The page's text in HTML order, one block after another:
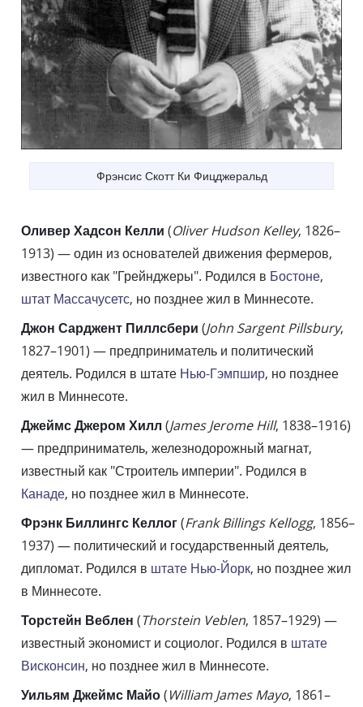
Фрэнсис Скотт Ки Фицджеральд
Оливер Хадсон Келли (Oliver Hudson Kelley, 1826–
1913) — один из основателей движения фермеров,
известного как "Грейнджеры". Родился в Бостоне,
штат Массачусетс, но позднее жил в Миннесоте.
Джон Сарджент Пиллсбери (John Sargent Pillsbury,
1827–1901) — предприниматель и политический
деятель. Родился в штате Нью-Гэмпшир, но позднее
жил в Миннесоте.
Джеймс Джером Хилл (James Jerome Hill, 1838–1916)
— предприниматель, железнодорожный магнат,
известный как "Строитель империи". Родился в
Канаде, но позднее жил в Миннесоте.
Фрэнк Биллингс Келлог(Frank Billings Kellogg, 1856–
1937) — политический и государственный деятель,
дипломат. Родился в штате Нью-Йорк, но позднее жил
в Миннесоте.
Торстейн Веблен (Thorstein Veblen, 1857–1929) —
известный экономист и социолог. Родился в штате
Висконсин, но позднее жил в Миннесоте.
Уильям Джеймс Майо(William James Mayo, 1861–